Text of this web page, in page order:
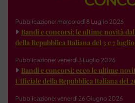
Pubblicazione: mercoledì 8 Luglio 2026
Bandi e concorsi: le ultime novità
della Repubblica Italiana del 3 e 7
Pubblicazione: venerdì 3 Luglio 2026
Bandi e concorsi: ecco le ultime
Ufficiale della Repubblica Italiana del
Pubblicazione: venerdì 26 Giugno 2026